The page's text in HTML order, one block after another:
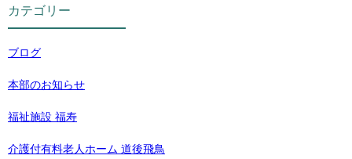
カテゴリー
ブログ
本部のお知らせ
福祉施設 福寿
介護付有料老人ホーム 道後飛鳥